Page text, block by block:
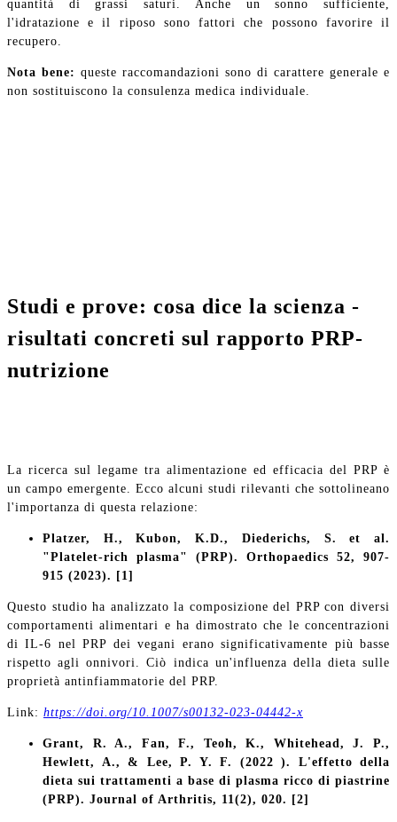
quantità di grassi saturi. Anche un sonno sufficiente,
l'idratazione e il riposo sono fattori che possono favorire il
recupero.
Nota bene: queste raccomandazioni sono di carattere generale e
non sostituiscono la consulenza medica individuale.
Studi e prove: cosa dice la scienza -
risultati concreti sul rapporto PRP-
nutrizione
La ricerca sul legame tra alimentazione ed efficacia del PRP è
un campo emergente. Ecco alcuni studi rilevanti che sottolineano
l'importanza di questa relazione:
Platzer, H., Kubon, K.D., Diederichs, S. et al.
"Platelet-rich plasma" (PRP). Orthopaedics 52, 907-
915 (2023). [1]
Questo studio ha analizzato la composizione del PRP con diversi
comportamenti alimentari e ha dimostrato che le concentrazioni
di IL-6 nel PRP dei vegani erano significativamente più basse
rispetto agli onnivori. Ciò indica un'influenza della dieta sulle
proprietà antinfiammatorie del PRP.
Link: https://doi.org/10.1007/s00132-023-04442-x
Grant, R. A., Fan, F., Teoh, K., Whitehead, J. P.,
Hewlett, A., & Lee, P. Y. F. (2022 ). L'effetto della
dieta sui trattamenti a base di plasma ricco di piastrine
(PRP). Journal of Arthritis, 11(2), 020. [2]